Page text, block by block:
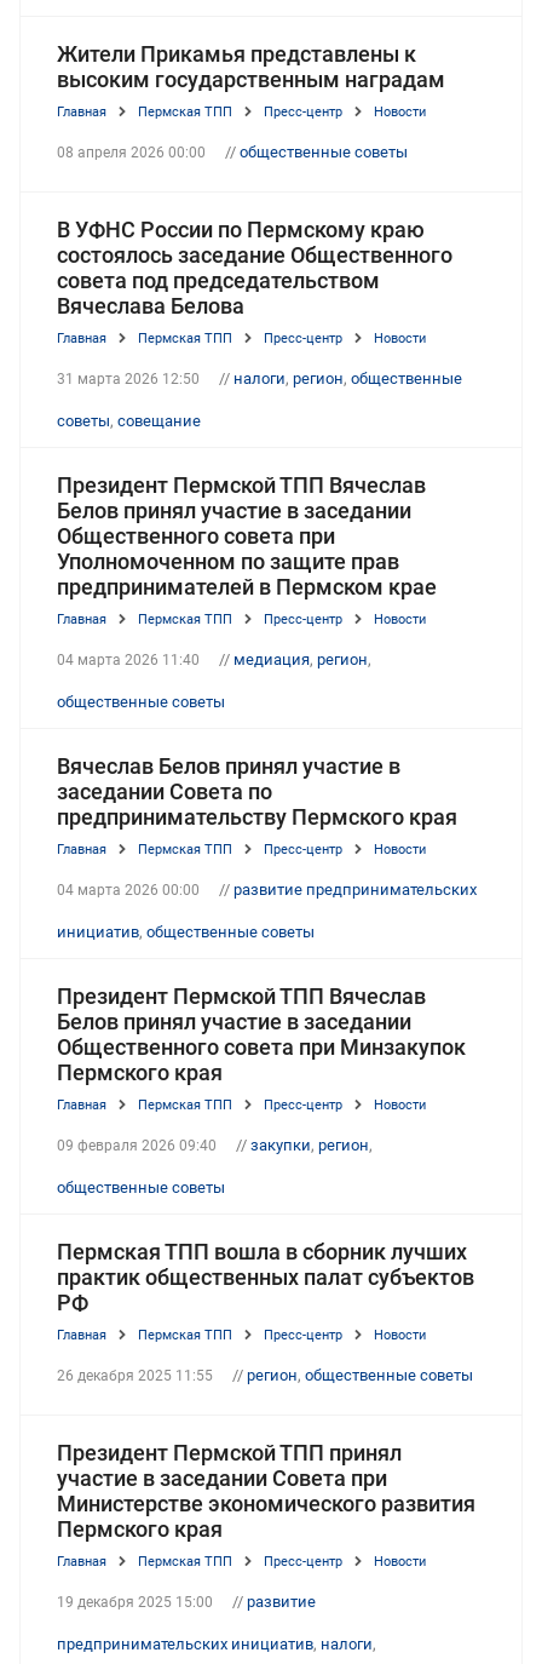
Жители Прикамья представлены к
высоким государственным наградам
Главная Пермская ТПП Пресс-центр Новости
08 апреля 2026 00:00 // общественные советы
В УФНС России по Пермскому краю
состоялось заседание Общественного
совета под председательством
Вячеслава Белова
Главная Пермская ТПП Пресс-центр Новости
31 марта 2026 12:50 // налоги, регион, общественные
советы, совещание
Президент Пермской ТПП Вячеслав
Белов принял участие в заседании
Общественного совета при
Уполномоченном по защите прав
предпринимателей в Пермском крае
Главная Пермская ТПП Пресс-центр Новости
04 марта 2026 11:40 // медиация, регион,
общественные советы
Вячеслав Белов принял участие в
заседании Совета по
предпринимательству Пермского края
Главная Пермская ТПП Пресс-центр Новости
04 марта 2026 00:00 // развитие предпринимательских
инициатив, общественные советы
Президент Пермской ТПП Вячеслав
Белов принял участие в заседании
Общественного совета при Минзакупок
Пермского края
Главная Пермская ТПП Пресс-центр Новости
09 февраля 2026 09:40 // закупки, регион,
общественные советы
Пермская ТПП вошла в сборник лучших
практик общественных палат субъектов
РФ
Главная Пермская ТПП Пресс-центр Новости
26 декабря 2025 11:55 // регион, общественные советы
Президент Пермской ТПП принял
участие в заседании Совета при
Министерстве экономического развития
Пермского края
Главная Пермская ТПП Пресс-центр Новости
19 декабря 2025 15:00 // развитие
предпринимательских инициатив, налоги,